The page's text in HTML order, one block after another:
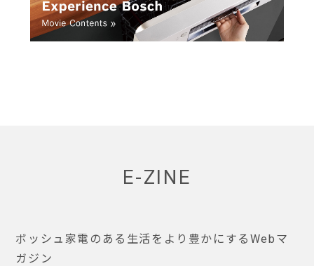
E-ZINE
ボッシュ家電のある生活をより豊かにするWebマ
ガジン